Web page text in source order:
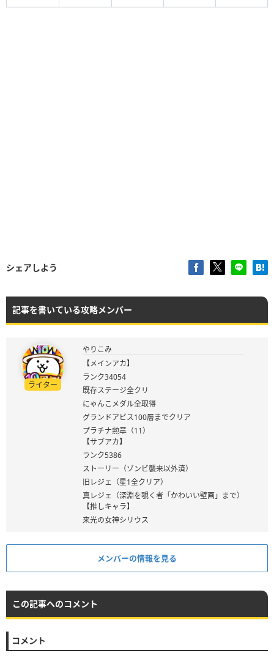
シェアしよう
記事を書いている攻略メンバー
ライター
やりこみ
【メインアカ】
ランク34054
既存ステージ全クリ
にゃんこメダル全取得
グランドアビス100層までクリア
プラチナ勲章（11）
【サブアカ】
ランク5386
ストーリー（ゾンビ襲来以外済）
旧レジェ（星1全クリア）
真レジェ（深淵を覗く者「かわいい壁画」まで）
【推しキャラ】
来光の女神シリウス
メンバーの情報を見る
この記事へのコメント
コメント